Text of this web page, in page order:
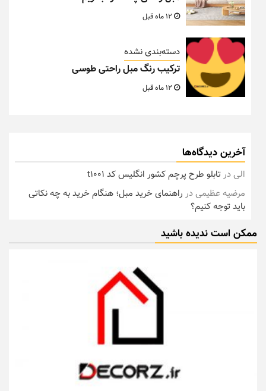
دسته‌بندی نشده
ترکیب رنگ مبل راحتی طوسی
آخرین دیدگاه‌ها
الیدرتابلو طرح پرچم کشور انگلیس کد t1001
مرضیه عظیمیدر راهنمای خرید مبل؛ هنگام خرید به چه نکاتی
باید توجه کنیم؟
ممکن است ندیده باشید